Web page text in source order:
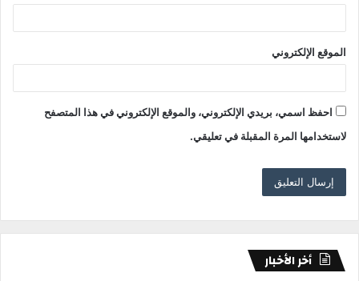
الموقع الإلكتروني
احفظ اسمي، بريدي الإلكتروني، والموقع الإلكتروني في هذا المتصفح
لاستخدامها المرة المقبلة في تعليقي.
أخر الأخبار